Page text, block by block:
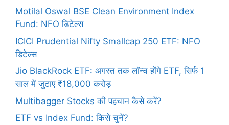
Motilal Oswal BSE Clean Environment Index
Fund: NFO डिटेल्स
ICICI Prudential Nifty Smallcap 250 ETF: NFO
डिटेल्स
Jio BlackRock ETF: अगस्त तक लॉन्च होंगे ETF, सिर्फ 1
साल में जुटाए ₹18,000 करोड़
Multibagger Stocks की पहचान कैसे करें?
ETF vs Index Fund: किसे चुनें?